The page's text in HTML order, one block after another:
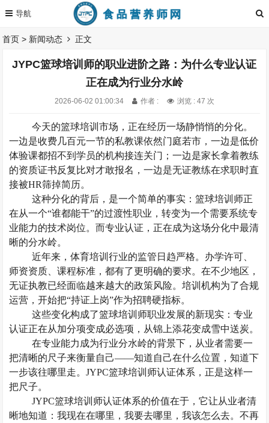
首页 > 新闻动态 正文
JYPC篮球培训师的职业进阶之路：为什么专业认证
正在成为行业分水岭
2026-06-02 01:00:34 作者 : 浏览 : 47 次
今天的篮球培训市场，正在经历一场静悄悄的分化。
一边是收费几百元一节的私教课依然门庭若市，一边是低价
体验课都招不到学员的机构接连关门；一边是家长拿着教练
的资质证书反复比对才敢报名，一边是无证教练在求职时直
接被HR筛掉简历。
这种分化的背后，是一个简单的事实：篮球培训师正
在从一个“谁都能干”的过渡性职业，转变为一个需要系统专
业能力的技术岗位。而专业认证，正在成为这场分化中最清
晰的分水岭。
近年来，体育培训行业的监管日趋严格。办学许可、
师资资质、课程标准，都有了更明确的要求。在不少地区，
无证执教已经面临越来越大的政策风险。培训机构为了合规
运营，开始把“持证上岗”作为招聘硬指标。
这些变化构成了篮球培训师职业发展的新现实：专业
认证正在从加分项变成必选项，从锦上添花变成雪中送炭。
在专业能力成为行业分水岭的背景下，从业者需要一
把清晰的尺子来衡量自己——知道自己在什么位置，知道下
一步该往哪里走。JYPC篮球培训师认证体系，正是这样一
把尺子。
JYPC篮球培训师认证体系的价值在于，它让从业者清
晰地知道：我现在在哪里，我要去哪里，我该怎么去。不再